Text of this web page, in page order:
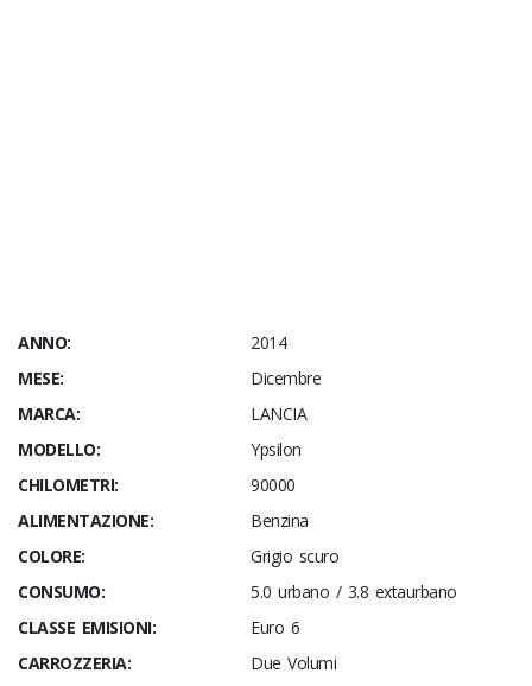
ANNO:
2014
MESE:
Dicembre
MARCA:
LANCIA
MODELLO:
Ypsilon
CHILOMETRI:
90000
ALIMENTAZIONE:
Benzina
COLORE:
Grigio scuro
CONSUMO:
5.0 urbano / 3.8 extaurbano
CLASSE EMISIONI:
Euro 6
CARROZZERIA:
Due Volumi